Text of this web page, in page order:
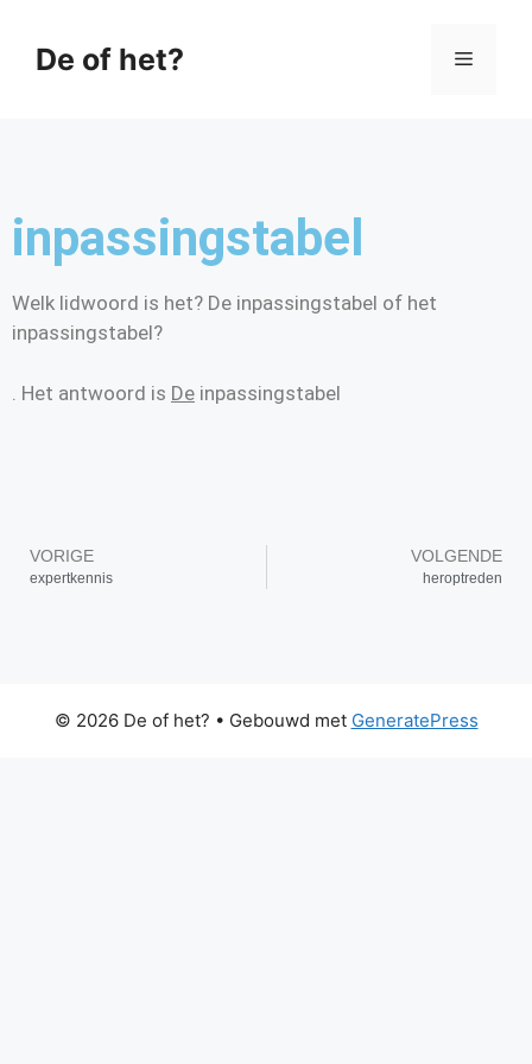
De of het?
inpassingstabel
Welk lidwoord is het? De inpassingstabel of het
inpassingstabel?
. Het antwoord is De inpassingstabel
VORIGE
expertkennis
VOLGENDE
heroptreden
© 2026 De of het? • Gebouwd met GeneratePress